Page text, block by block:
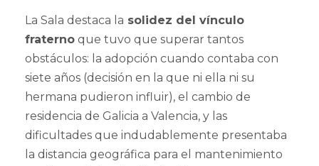
La Sala destaca la solidez del vínculo
fraterno que tuvo que superar tantos
obstáculos: la adopción cuando contaba con
siete años (decisión en la que ni ella ni su
hermana pudieron influir), el cambio de
residencia de Galicia a Valencia, y las
dificultades que indudablemente presentaba
la distancia geográfica para el mantenimiento